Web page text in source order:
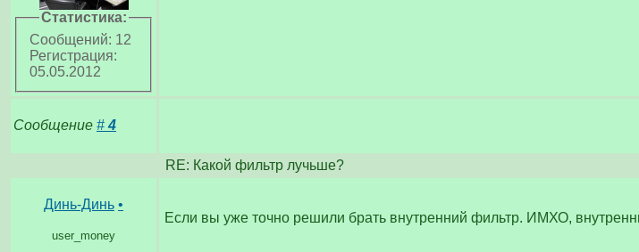
Статистика:
Сообщений: 12
Регистрация:
05.05.2012
Сообщение #4
RE: Какой фильтр лучьше?
Динь-Динь •
user_money
Если вы уже точно решили брать внутренний фильтр. ИМХО,